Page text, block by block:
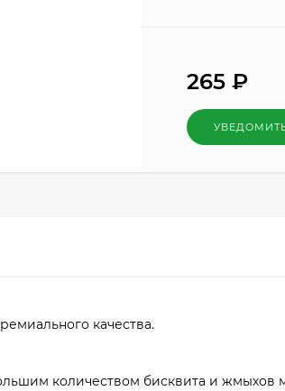
265₽
качества.
количеством бисквита и жмыхов